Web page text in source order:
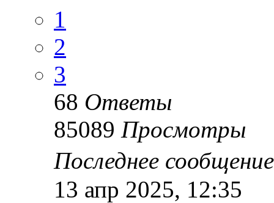
1
2
3
68 Ответы
85089 Просмотры
Последнее
13 апр 2025, 12:35